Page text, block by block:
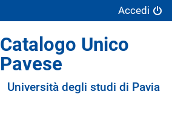
Accedi
Catalogo Unico
Pavese
Università degli studi di Pavia